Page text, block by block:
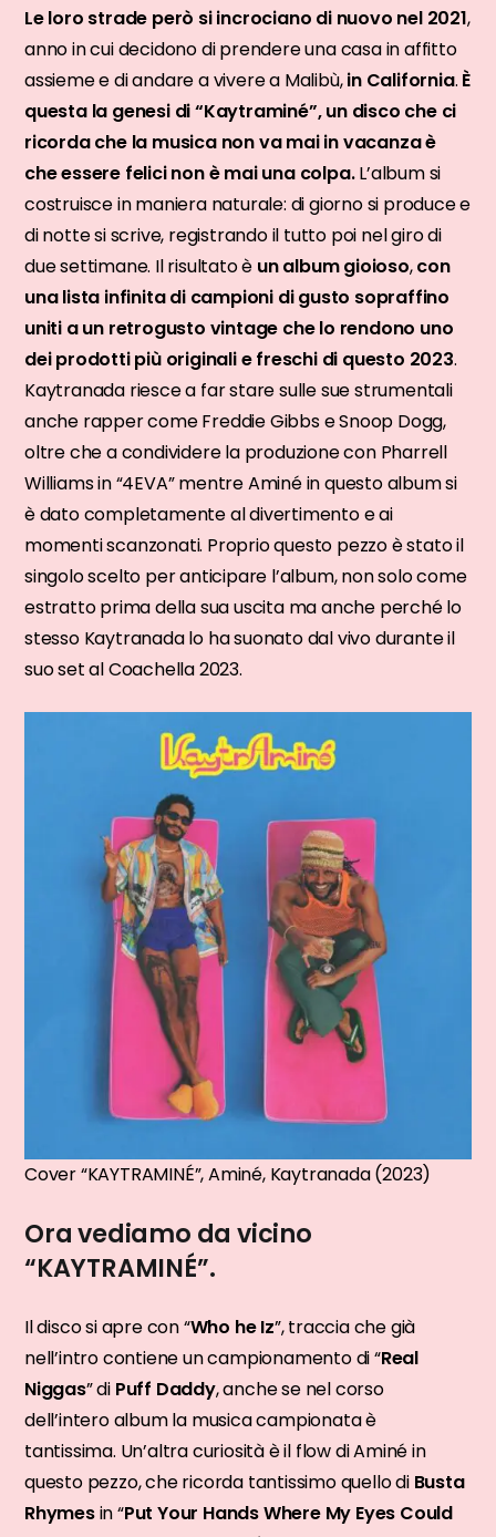
Le loro strade però si incrociano di nuovo nel 2021,
anno in cui decidono di prendere una casa in affitto
assieme e di andare a vivere a Malibù,in California. È
questa la genesi di “Kaytraminé”, un disco che ci
ricorda che la musica non va mai in vacanza è
che essere felici non è mai una colpa.L’album si
costruisce in maniera naturale: di giorno si produce e
di notte si scrive, registrando il tutto poi nel giro di
due settimane. Il risultato è un album gioioso,con
una lista infinita di campioni di gusto sopraffino
uniti a un retrogusto vintage che lo rendono uno
dei prodotti più originali e freschi di questo 2023.
Kaytranada riesce a far stare sulle sue strumentali
anche rapper come Freddie Gibbs e Snoop Dogg,
oltre che a condividere la produzione con Pharrell
Williams in “4EVA” mentre Aminé in questo album si
è dato completamente al divertimento e ai
momenti scanzonati. Proprio questo pezzo è stato il
singolo scelto per anticipare l’album, non solo come
estratto prima della sua uscita ma anche perché lo
stesso Kaytranada lo ha suonato dal vivo durante il
suo set al Coachella 2023.
Cover “KAYTRAMINÉ”, Aminé, Kaytranada (2023)
Ora vediamo da vicino
“KAYTRAMINÉ”.
Il disco si apre con “Who he Iz”, traccia che già
nell’intro contiene un campionamento di “Real
Niggas” di Puff Daddy, anche se nel corso
dell’intero album la musica campionata è
tantissima. Un’altra curiosità è il flow di Aminé in
questo pezzo, che ricorda tantissimo quello di Busta
Rhymesin “Put Your Hands Where My Eyes Could